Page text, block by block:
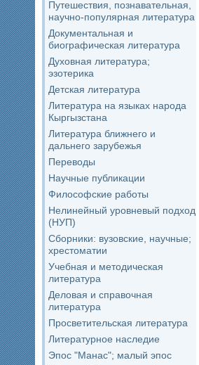
Путешествия, познавательная,
научно-популярная литература
Документальная и
биографическая литература
Духовная литература;
эзотерика
Детская литература
Литература на языках народа
Кыргызстана
Литература ближнего и
дальнего зарубежья
Переводы
Научные публикации
Философские работы
Нелинейный уровневый подход
(НУП)
Сборники: вузовские, научные;
хрестоматии
Учебная и методическая
литература
Деловая и справочная
литература
Просветительская литература
Литературное наследие
Эпос "Манас"; малый эпос